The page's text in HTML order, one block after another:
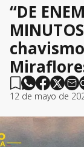
“DE
12 de mayo de